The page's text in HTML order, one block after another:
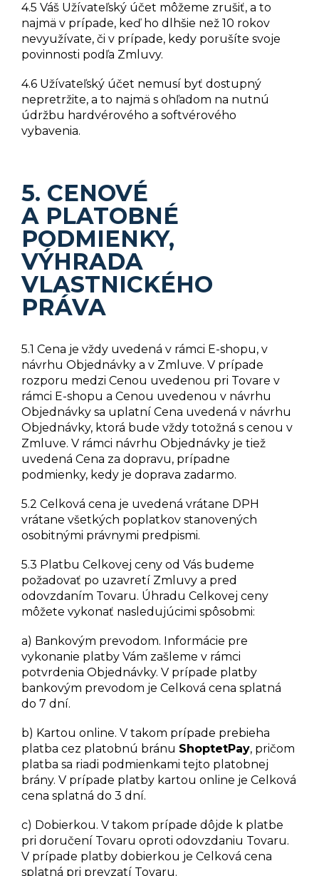
4.5 Váš Užívateľský účet môžeme zrušiť, a to
najmä v prípade, keď ho dlhšie než 10 rokov
nevyužívate, či v prípade, kedy porušíte svoje
povinnosti podľa Zmluvy.
4.6 Užívateľský účet nemusí byť dostupný
nepretržite, a to najmä s ohľadom na nutnú
údržbu hardvérového a softvérového
vybavenia.
5. CENOVÉ
A PLATOBNÉ
PODMIENKY,
VÝHRADA
VLASTNICKÉHO
PRÁVA
5.1 Cena je vždy uvedená v rámci E-shopu, v
návrhu Objednávky a v Zmluve. V prípade
rozporu medzi Cenou uvedenou pri Tovare v
rámci E-shopu a Cenou uvedenou v návrhu
Objednávky sa uplatní Cena uvedená v návrhu
Objednávky, ktorá bude vždy totožná s cenou v
Zmluve. V rámci návrhu Objednávky je tiež
uvedená Cena za dopravu, prípadne
podmienky, kedy je doprava zadarmo.
5.2 Celková cena je uvedená vrátane DPH
vrátane všetkých poplatkov stanovených
osobitnými právnymi predpismi.
5.3 Platbu Celkovej ceny od Vás budeme
požadovať po uzavretí Zmluvy a pred
odovzdaním Tovaru. Úhradu Celkovej ceny
môžete vykonať nasledujúcimi spôsobmi:
a) Bankovým prevodom. Informácie pre
vykonanie platby Vám zašleme v rámci
potvrdenia Objednávky. V prípade platby
bankovým prevodom je Celková cena splatná
do 7 dní.
b) Kartou online. V takom prípade prebieha
platba cez platobnú bránu ShoptetPay, pričom
platba sa riadi podmienkami tejto platobnej
brány. V prípade platby kartou online je Celková
cena splatná do 3 dní.
c) Dobierkou. V takom prípade dôjde k platbe
pri doručení Tovaru oproti odovzdaniu Tovaru.
V prípade platby dobierkou je Celková cena
splatná pri prevzatí Tovaru.